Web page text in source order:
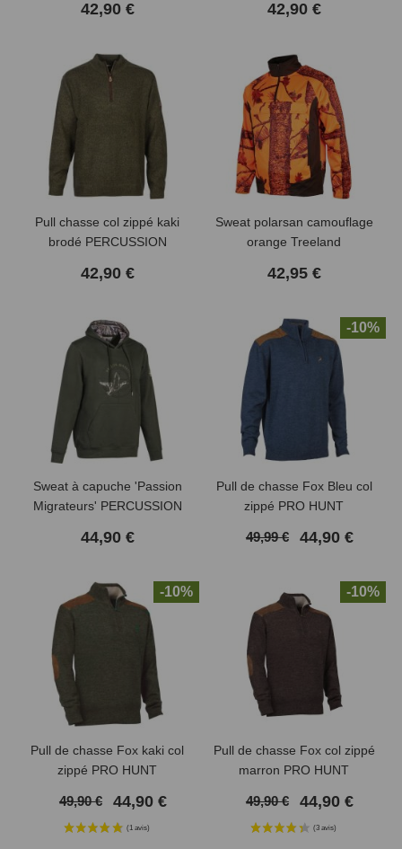
(1 avis)
42,90 € 42,90 €
Pull chasse col zippé kaki
brodé PERCUSSION
42,90 €
Sweat polarsan camouflage
orange Treeland
42,95 €
Sweat à capuche 'Passion
Migrateurs' PERCUSSION
44,90 €
-10%
Pull de chasse Fox Bleu col
zippé PRO HUNT
49,99 € 44,90 €
-10%
Pull de chasse Fox kaki col
zippé PRO HUNT
49,90 € 44,90 €
-10%
Pull de chasse Fox col zippé
marron PRO HUNT
49,90 € 44,90 €